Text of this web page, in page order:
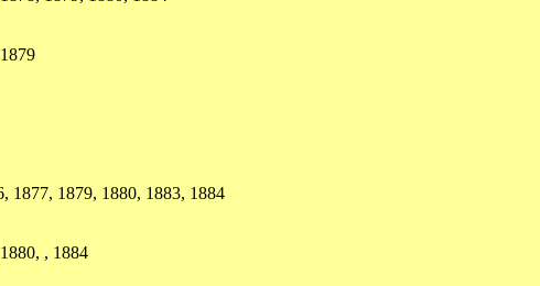
1877, 1879, 1880, 1883, 1884
, 1884